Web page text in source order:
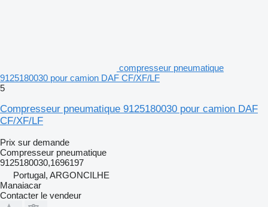
compresseur pneumatique
9125180030 pour camion DAF CF/XF/LF
5
Compresseur pneumatique 9125180030 pour camion DAF
CF/XF/LF
Prix sur demande
Compresseur pneumatique
9125180030,1696197
Portugal, ARGONCILHE
Manaiacar
Contacter le vendeur